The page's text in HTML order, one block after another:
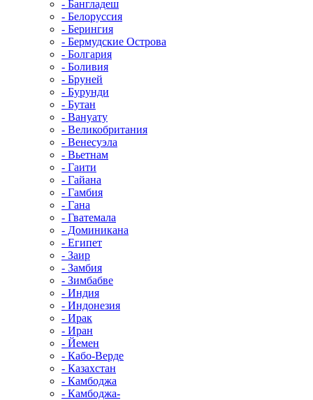
- Бангладеш
- Белоруссия
- Берингия
- Бермудские Острова
- Болгария
- Боливия
- Бруней
- Бурунди
- Бутан
- Вануату
- Великобритания
- Венесуэла
- Вьетнам
- Гаити
- Гайана
- Гамбия
- Гана
- Гватемала
- Доминикана
- Египет
- Заир
- Замбия
- Зимбабве
- Индия
- Индонезия
- Ирак
- Иран
- Йемен
- Кабо-Верде
- Казахстан
- Камбоджа
- Камбоджа-